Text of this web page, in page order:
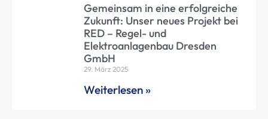
Gemeinsam in eine erfolgreiche
Zukunft: Unser neues Projekt bei
RED – Regel- und
Elektroanlagenbau Dresden
GmbH
29. März 2025
Weiterlesen »